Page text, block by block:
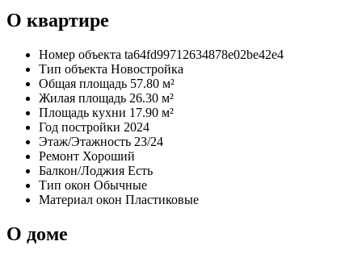
О квартире
Номер объекта ta64fd99712634878e02be42e4
Тип объекта Новостройка
Общая площадь 57.80 м²
Жилая площадь 26.30 м²
Площадь кухни 17.90 м²
Год постройки 2024
Этаж/Этажность 23/24
Ремонт Хороший
Балкон/Лоджия Есть
Тип окон Обычные
Материал окон Пластиковые
О доме